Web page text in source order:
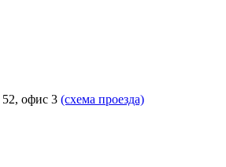
52, офис 3 (схема проезда)